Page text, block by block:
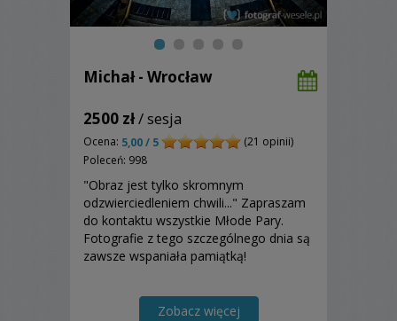
Michał - Wrocław
2500 zł/ sesja
Ocena: 5,00 / 5
(21 opinii)
Poleceń: 998
"Obraz jest tylko skromnym
odzwierciedleniem chwili..." Zapraszam
do kontaktu wszystkie Młode Pary.
Fotografie z tego szczególnego dnia są
zawsze wspaniała pamiątką!
Zobacz więcej